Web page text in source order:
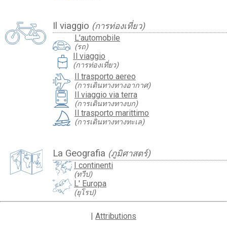
Il viaggio (การท่องเที่ยว)
L'automobile
(รถ)
travel_luggage_and_bags Il viaggio
(การท่องเที่ยว)
Il trasporto aereo
(การเดินทางทางอากาศ)
Il viaggio via terra
(การเดินทางทางบก)
Il trasporto marittimo
(การเดินทางทางทะเล)
La Geografia (ภูมิศาสตร์)
I continenti
(ทวีป)
L' Europa
(ยุโรป)
Attributions